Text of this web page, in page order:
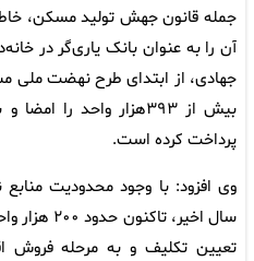
جمله قانون جهش تولید مسکن،
آن را به عنوان بانک یاری‌گر در
جهادی، از ابتدای طرح نهضت ملی
پرداخت کرده است.
وی افزود: با وجود محدودیت
سال اخیر،
تعیین تکلیف و به مرحله فروش